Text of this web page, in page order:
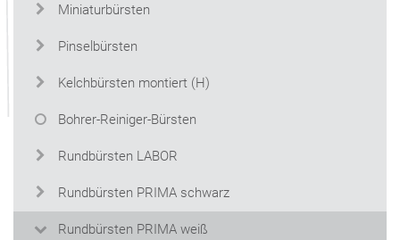
Miniaturbürsten
Pinselbürsten
Kelchbürsten montiert (H)
Bohrer-Reiniger-Bürsten
Rundbürsten LABOR
Rundbürsten PRIMA schwarz
Rundbürsten PRIMA weiß